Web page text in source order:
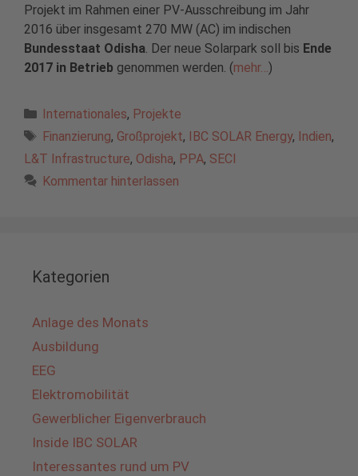
Projekt im Rahmen einer PV-Ausschreibung im Jahr
2016 über insgesamt 270 MW (AC) im indischen
Bundesstaat Odisha. Der neue Solarpark soll bis Ende
2017 in Betrieb genommen werden. (mehr…)
Kategorien
Internationales, Projekte
Schlagwörter
Finanzierung, Großprojekt, IBC SOLAR Energy, Indien,
L&T Infrastructure, Odisha, PPA, SECI
Kommentar hinterlassen
Kategorien
Anlage des Monats
Ausbildung
EEG
Elektromobilität
Gewerblicher Eigenverbrauch
Inside IBC SOLAR
Interessantes rund um PV